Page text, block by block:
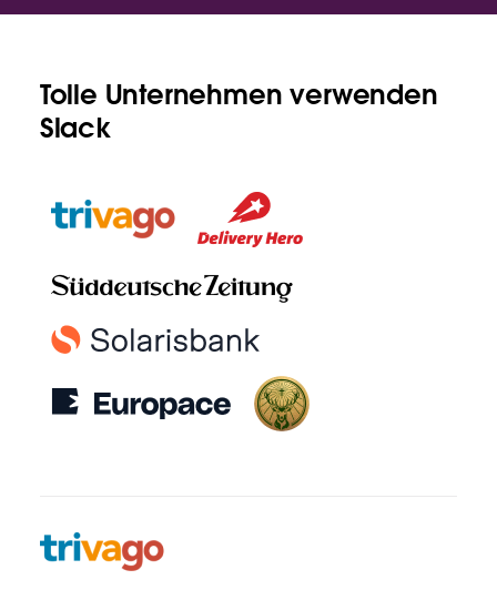
Tolle Unternehmen verwenden
Slack